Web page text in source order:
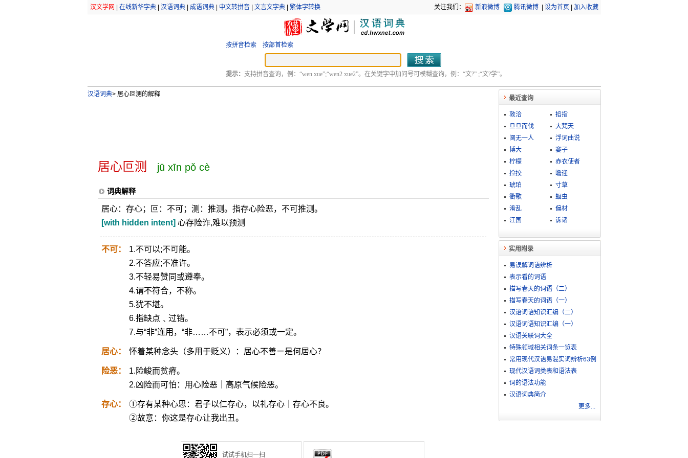
汉文学网 在线新华字典| 汉语词典| 成语词典| 中文转拼音| 文言文字典| 繁体字转换 关注我们： 新浪微博 腾讯微博 设为首页 加入收藏
按拼音检索 按部首检索
提示： 支持拼音查询，例：“wen xue”;“wen2 xue2”。在关键字中加问号可模糊查询，例：“文?” ;“文?学”。
汉语词典>居心叵测的解释
居心叵测 jū xīn pǒ cè
词典解释
居心：存心；叵：不可；测：推测。指存心险恶，不可推测。
[with hidden intent] 心存险诈,难以预测
不可：
1.不可以;不可能。
2.不答应;不准许。
3.不轻易赞同或遵奉。
4.谓不符合，不称。
5.犹不堪。
6.指缺点﹑过错。
7.与“非”连用，“非……不可”，表示必须或一定。
居心： 怀着某种念头（多用于贬义）：居心不善ㄧ是何居心？
险恶：
1.险峻而贫瘠。
2.凶险而可怕：用心险恶｜高原气候险恶。
存心：
①存有某种心思：君子以仁存心，以礼存心｜存心不良。
②故意：你这是存心让我出丑。
试试手机扫一扫
最近查询
敦洽
掐指
旦旦而伐
大梵天
阒无一人
浮词曲说
博大
窭子
柠檬
赤衣使者
捡挍
瞻迎
琥珀
寸草
衢歌
蛔虫
淆乱
偏材
江国
诉诸
实用附录
易误解词语辨析
表示看的词语
描写春天的词语（二）
描写春天的词语（一）
汉语词语知识汇编（二）
汉语词语知识汇编（一）
汉语关联词大全
特殊领域相关词条一览表
常用现代汉语易混实词辨析63例
现代汉语词类表和语法表
词的语法功能
汉语词典简介
更多...